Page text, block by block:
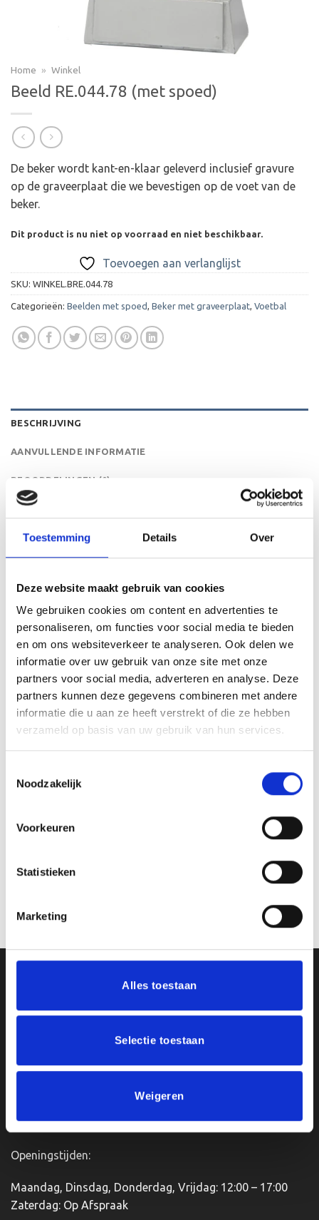
Toestemming Details Over
Deze website maakt gebruik van cookies
We gebruiken cookies om content en advertenties te
personaliseren, om functies voor social media te bieden
en om ons websiteverkeer te analyseren. Ook delen we
informatie over uw gebruik van onze site met onze
partners voor social media, adverteren en analyse. Deze
partners kunnen deze gegevens combineren met andere
informatie die u aan ze heeft verstrekt of die ze hebben
verzameld op basis van uw gebruik van hun services.
Noodzakelijk
Voorkeuren
Statistieken
Marketing
Alles toestaan
Selectie toestaan
Weigeren
Home » Winkel
Beeld RE.044.78 (met spoed)
De beker wordt kant-en-klaar geleverd inclusief gravure
op de graveerplaat die we bevestigen op de voet van de
beker.
Dit product is nu niet op voorraad en niet beschikbaar.
Toevoegen aan verlanglijst
SKU: WINKEL.BRE.044.78
Categorieën: Beelden met spoed, Beker met graveerplaat, Voetbal
BESCHRIJVING
AANVULLENDE INFORMATIE
BEOORDELINGEN (0)
voor ieder (sport)toernooi of businessevenement. We
middel van graveren aangebracht op de beker.
GERELATEERDE PRODUCTEN
Toevoegen
verlanglijst
Aanbieding!
Toevoegen
verlanglijst
Beeld FG149 (12 cm) OP=OP
Oorspronkelijke
Huidige
€4.90.
Van Zanden Sportprijzen
kvk: 92898432
BTWnr. NL004987898B09
Openingstijden:
Maandag, Dinsdag, Donderdag, Vrijdag: 12:00 – 17:00
Zaterdag: Op Afspraak